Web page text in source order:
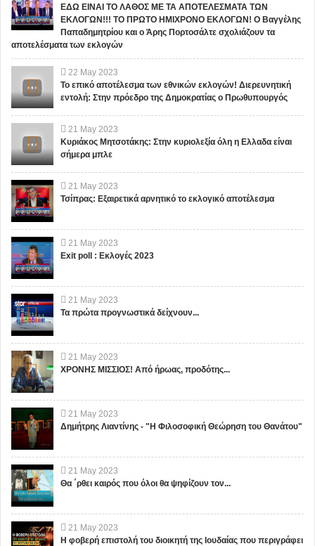
ΕΔΩ ΕΙΝΑΙ ΤΟ ΛΑΘΟΣ ΜΕ ΤΑ ΑΠΟΤΕΛΕΣΜΑΤΑ ΤΩΝ
ΕΚΛΟΓΩΝ!!! ΤΟ ΠΡΩΤΟ ΗΜΙΧΡΟΝΟ ΕΚΛΟΓΩΝ! Ο Βαγγέλης
Παπαδημητρίου και ο Άρης Πορτοσάλτε σχολιάζουν τα
αποτελέσματα των εκλογών
22 May 2023
Το επικό αποτέλεσμα των εθνικών εκλογών! Διερευνητική
εντολή: Στην πρόεδρο της Δημοκρατίας ο Πρωθυπουργός
21 May 2023
Κυριάκος Μητσοτάκης: Στην κυριολεξία όλη η Ελλαδα είναι
σήμερα μπλε
21 May 2023
Τσίπρας: Εξαιρετικά αρνητικό το εκλογικό αποτέλεσμα
21 May 2023
Exit poll : Εκλογές 2023
21 May 2023
Τα πρώτα προγνωστικά δείχνουν...
21 May 2023
ΧΡΟΝΗΣ ΜΙΣΣΙΟΣ! Από ήρωας, προδότης...
21 May 2023
Δημήτρης Λιαντίνης - "Η Φιλοσοφική Θεώρηση του Θανάτου"
21 May 2023
Θα ΄ρθει καιρός που όλοι θα ψηφίζουν τον...
21 May 2023
Η φοβερή επιστολή του διοικητή της Ιουδαίας που περιγράφει